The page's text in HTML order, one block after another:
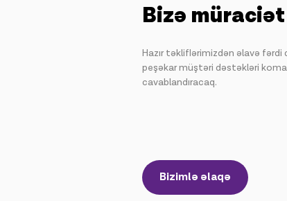
Bizə
Hazır təkliflərimizdən əlavə fərdi
peşəkar müştəri dəstəkləri
cavablandıracaq.
Bizimlə əlaqə